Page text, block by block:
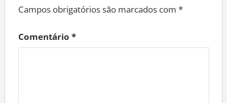
Campos obrigatórios são marcados com *
Comentário *